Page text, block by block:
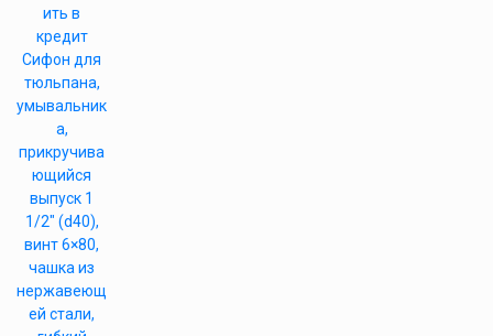
ить в
кредит
Сифон для
тюльпана,
умывальник
а,
прикручива
ющийся
выпуск 1
1/2″ (d40),
винт 6×80,
чашка из
нержавеющ
ей стали,